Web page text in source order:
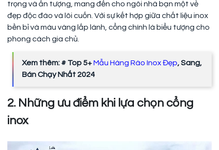
trọng và ấn tượng, mang đến cho ngôi nhà bạn một vẻ
đẹp độc đáo và lôi cuốn. Với sự kết hợp giữa chất liệu inox
bền bỉ và màu vàng lấp lánh, cổng chính là biểu tượng cho
phong cách gia chủ.
Xem thêm: # Top 5+Mẫu Hàng Rào Inox Đẹp, Sang,
Bán Chạy Nhất 2024
2. Những ưu điểm khi lựa chọn cổng
inox